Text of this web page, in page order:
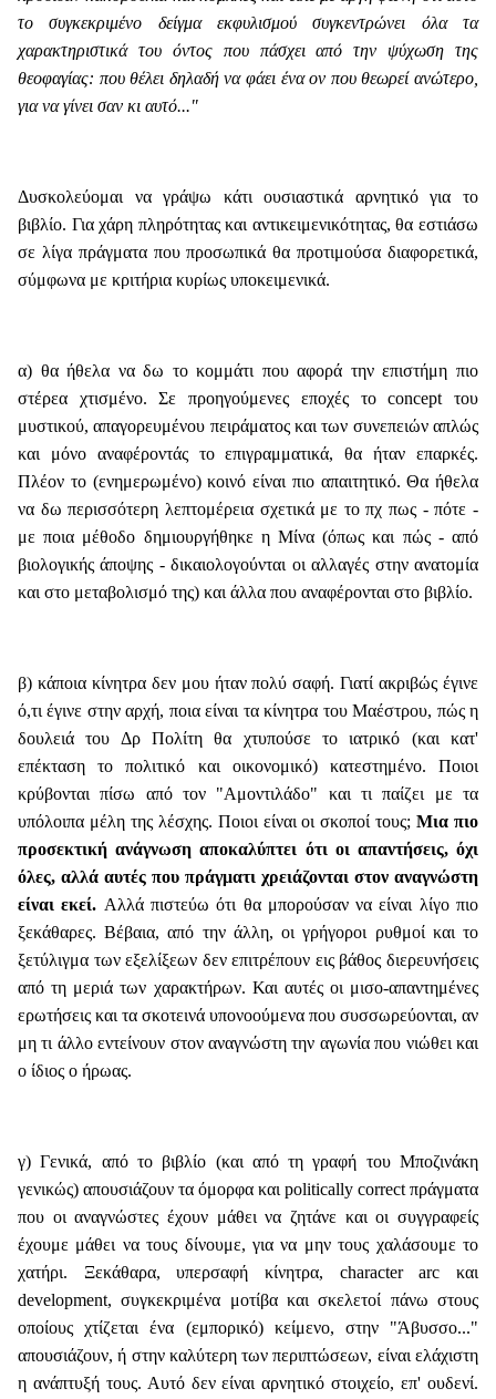
το συγκεκριμένο δείγμα εκφυλισμού συγκεντρώνει όλα τα
χαρακτηριστικά του όντος που πάσχει από την ψύχωση της
θεοφαγίας: που θέλει δηλαδή να φάει ένα ον που θεωρεί ανώτερο,
για να γίνει σαν κι αυτό..."
Δυσκολεύομαι να γράψω κάτι ουσιαστικά αρνητικό για το
βιβλίο. Για χάρη πληρότητας και αντικειμενικότητας, θα εστιάσω
σε λίγα πράγματα που προσωπικά θα προτιμούσα διαφορετικά,
σύμφωνα με κριτήρια κυρίως υποκειμενικά.
α) θα ήθελα να δω το κομμάτι που αφορά την επιστήμη πιο
στέρεα χτισμένο. Σε προηγούμενες εποχές το concept του
μυστικού, απαγορευμένου πειράματος και των συνεπειών απλώς
και μόνο αναφέροντάς το επιγραμματικά, θα ήταν επαρκές.
Πλέον το (ενημερωμένο) κοινό είναι πιο απαιτητικό. Θα ήθελα
να δω περισσότερη λεπτομέρεια σχετικά με το πχ πως - πότε -
με ποια μέθοδο δημιουργήθηκε η Μίνα (όπως και πώς - από
βιολογικής άποψης - δικαιολογούνται οι αλλαγές στην ανατομία
και στο μεταβολισμό της) και άλλα που αναφέρονται στο βιβλίο.
β) κάποια κίνητρα δεν μου ήταν πολύ σαφή. Γιατί ακριβώς έγινε
ό,τι έγινε στην αρχή, ποια είναι τα κίνητρα του Μαέστρου, πώς η
δουλειά του Δρ Πολίτη θα χτυπούσε το ιατρικό (και κατ'
επέκταση το πολιτικό και οικονομικό) κατεστημένο. Ποιοι
κρύβονται πίσω από τον "Αμοντιλάδο" και τι παίζει με τα
υπόλοιπα μέλη της λέσχης. Ποιοι είναι οι σκοποί τους;Μια πιο
προσεκτική ανάγνωση αποκαλύπτει ότι οι απαντήσεις, όχι
όλες, αλλά αυτές που πράγματι χρειάζονται στον αναγνώστη
είναι εκεί. Αλλά πιστεύω ότι θα μπορούσαν να είναι λίγο πιο
ξεκάθαρες. Βέβαια, από την άλλη, οι γρήγοροι ρυθμοί και το
ξετύλιγμα των εξελίξεων δεν επιτρέπουν εις βάθος διερευνήσεις
από τη μεριά των χαρακτήρων. Και αυτές οι μισο-απαντημένες
ερωτήσεις και τα σκοτεινά υπονοούμενα που συσσωρεύονται, αν
μη τι άλλο εντείνουν στον αναγνώστη την αγωνία που νιώθει και
ο ίδιος ο ήρωας.
γ) Γενικά, από το βιβλίο (και από τη γραφή του Μποζινάκη
γενικώς) απουσιάζουν τα όμορφα και politically correct πράγματα
που οι αναγνώστες έχουν μάθει να ζητάνε και οι συγγραφείς
έχουμε μάθει να τους δίνουμε, για να μην τους χαλάσουμε το
χατήρι. Ξεκάθαρα, υπερσαφή κίνητρα, character arc και
development, συγκεκριμένα μοτίβα και σκελετοί πάνω στους
οποίους χτίζεται ένα (εμπορικό) κείμενο, στην "Άβυσσο..."
απουσιάζουν, ή στην καλύτερη των περιπτώσεων, είναι ελάχιστη
η ανάπτυξή τους. Αυτό δεν είναι αρνητικό στοιχείο, επ' ουδενί.